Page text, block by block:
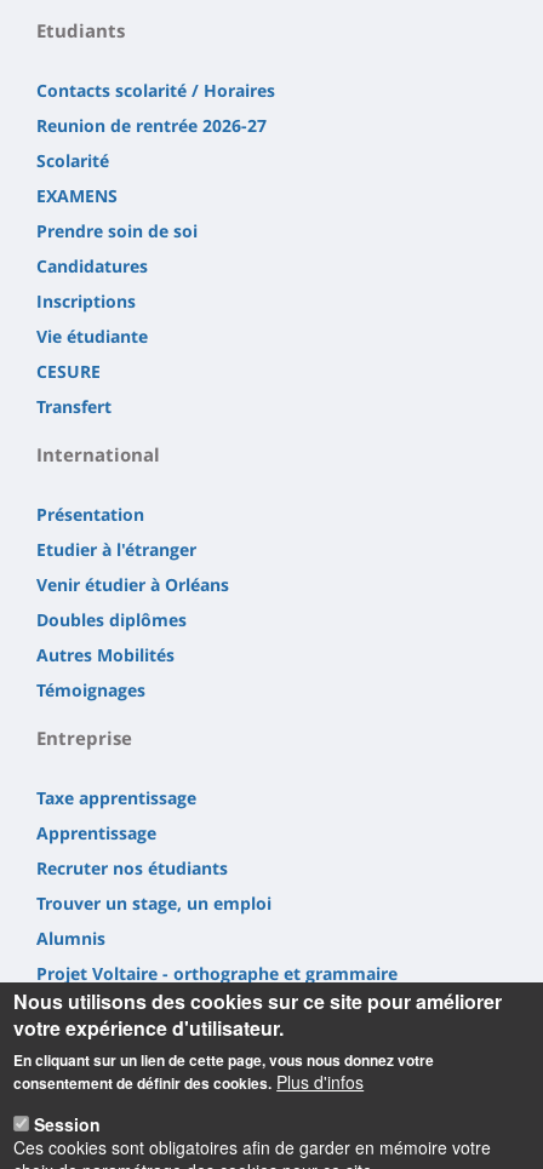
Etudiants
Contacts scolarité / Horaires
Reunion de rentrée 2026-27
Scolarité
EXAMENS
Prendre soin de soi
Candidatures
Inscriptions
Vie étudiante
CESURE
Transfert
International
Présentation
Etudier à l'étranger
Venir étudier à Orléans
Doubles diplômes
Autres Mobilités
Témoignages
Entreprise
Taxe apprentissage
Apprentissage
Recruter nos étudiants
Trouver un stage, un emploi
Alumnis
Projet Voltaire - orthographe et grammaire
Informations
Nous utilisons des cookies sur ce site pour améliorer
votre expérience d'utilisateur.
En cliquant sur un lien de cette page, vous nous donnez votre
consentement de définir des cookies. Plus d'infos
Session
Ces cookies sont obligatoires afin de garder en mémoire votre